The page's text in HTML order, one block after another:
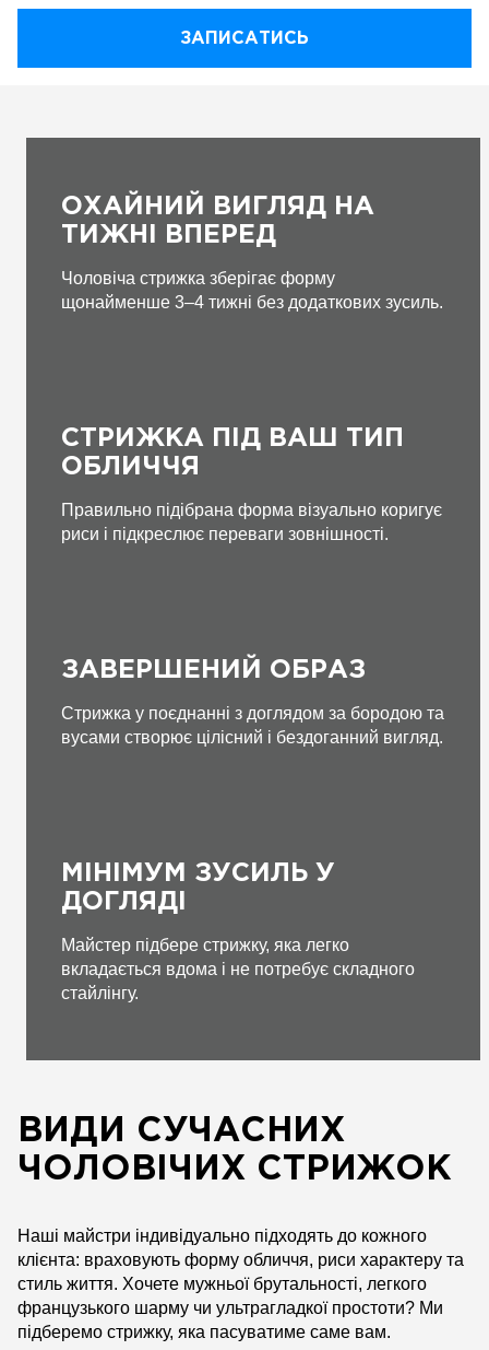
ЗАПИСАТИСЬ
ОХАЙНИЙ ВИГЛЯД НА
ТИЖНІ ВПЕРЕД
Чоловіча стрижка зберігає форму
щонайменше 3–4 тижні без додаткових зусиль.
СТРИЖКА ПІД ВАШ ТИП
ОБЛИЧЧЯ
Правильно підібрана форма візуально коригує
риси і підкреслює переваги зовнішності.
ЗАВЕРШЕНИЙ ОБРАЗ
Стрижка у поєднанні з доглядом за бородою та
вусами створює цілісний і бездоганний вигляд.
МІНІМУМ ЗУСИЛЬ У
ДОГЛЯДІ
Майстер підбере стрижку, яка легко
вкладається вдома і не потребує складного
стайлінгу.
ВИДИ СУЧАСНИХ
ЧОЛОВІЧИХ СТРИЖОК
Наші майстри індивідуально підходять до кожного
клієнта: враховують форму обличчя, риси характеру та
стиль життя. Хочете мужньої брутальності, легкого
французького шарму чи ультрагладкої простоти? Ми
підберемо стрижку, яка пасуватиме саме вам.